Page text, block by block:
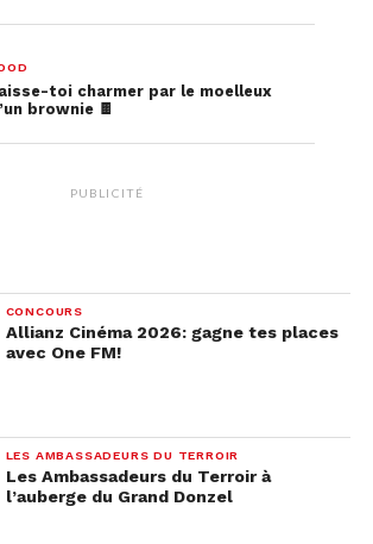
toi charmer par le moelleux
brownie 🍫
PUBLICITÉ
CONCOURS
Allianz Cinéma 2026: gagne tes places
avec One FM!
LES AMBASSADEURS DU TERROIR
Les Ambassadeurs du Terroir à
l’auberge du Grand Donzel